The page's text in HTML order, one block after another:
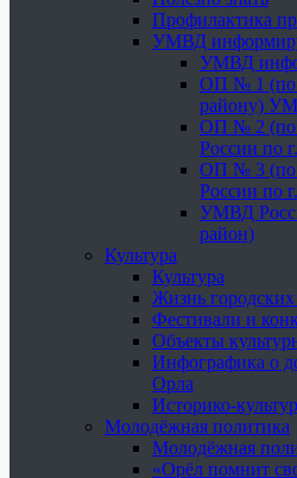
Профилактика
УМВД
УМВД
ОП № 1 (по
району)
ОП № 2 (по
России по
ОП № 3 (по
России по
УМВД
район)
Культура
Культура
Жизнь
Фестивали и
Объекты
Инфографика о
Орла
Историко-
Молодёжная политика
Молодёжная
«Орёл помнит